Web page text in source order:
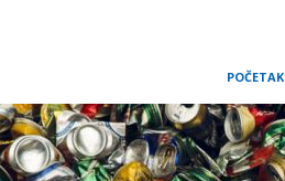
navigation
POČETAK